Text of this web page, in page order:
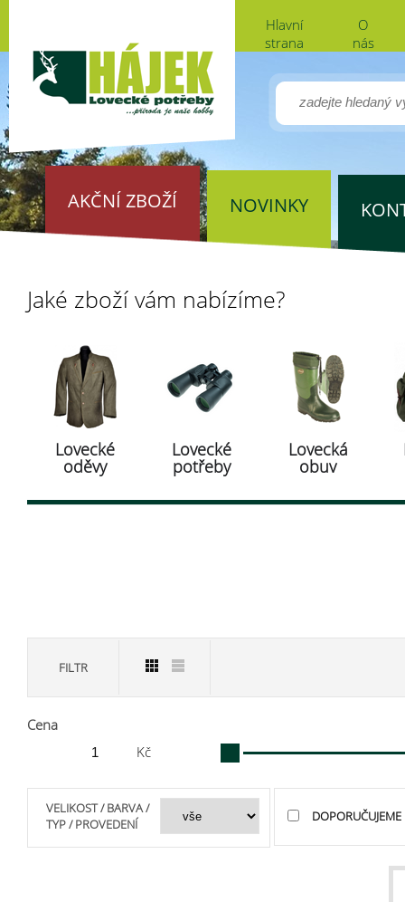
Hlavní
strana
O
nás
AKČNÍ ZBOŽÍ NOVINKY
Jaké zboží vám nabízíme?
Lovecké
oděvy
Lovecké
potřeby
Lovecká
obuv
FILTR
Cena
Kč
VELIKOST / BARVA /
TYP / PROVEDENÍ
DOPORUČUJEME